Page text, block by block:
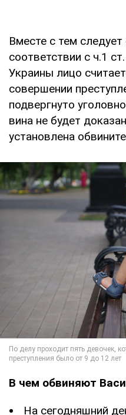
Вместе с тем
соответствии с ч.1
Украины лицо
совершении
подвергнуто
вина не будет
установлена
В чем обвиняют
На сегодняшний